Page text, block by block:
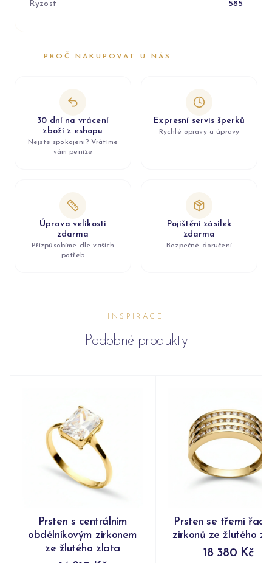
Ryzost 585
PROČ NAKUPOVAT U NÁS
30 dní na vrácení
zboží z eshopu
Nejste spokojeni? Vrátíme
vám peníze
Expresní servis šperků
Rychlé opravy a úpravy
Úprava velikosti
zdarma
Přizpůsobíme dle vašich
potřeb
Pojištění zásilek
zdarma
Bezpečné doručení
INSPIRACE
Podobné produkty
Prsten s centrálním
obdélníkovým zirkonem
ze žlutého zlata
Prsten se třemi
zirkonů ze žlutého
18 380 Kč